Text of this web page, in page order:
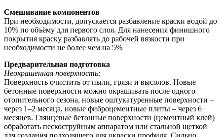
Смешивание компонентов
При необходимости, допускается разбавление краски водой до
10% по объёму для первого слоя. Для нанесения финишного
покрытия краску разбавлять до рабочей вязкости при
необходимости не более чем на 5%
Предварительная подготовка
Неокрашенная поверхность:
Поверхность очистить от пыли, грязи и высолов. Новые
бетонные поверхности можно окрашивать после одного
отопительного сезона, новые оштукатуренные поверхности –
через 1–2 месяца, новые фиброцементные плиты – через 6
месяцев. Глянцевые бетонные поверхности (цементный клей)
обработать пескоструйным аппаратом или стальной щеткой
для создания подходящего для окраски профиля. Сильно